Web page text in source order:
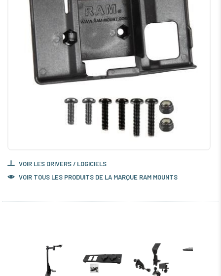
VOIR LES DRIVERS / LOGICIELS
VOIR TOUS LES PRODUITS DE LA MARQUE RAM MOUNTS